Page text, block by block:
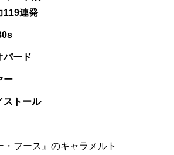
119連発
パード
ー
ストール
・フース』のキャラメルト